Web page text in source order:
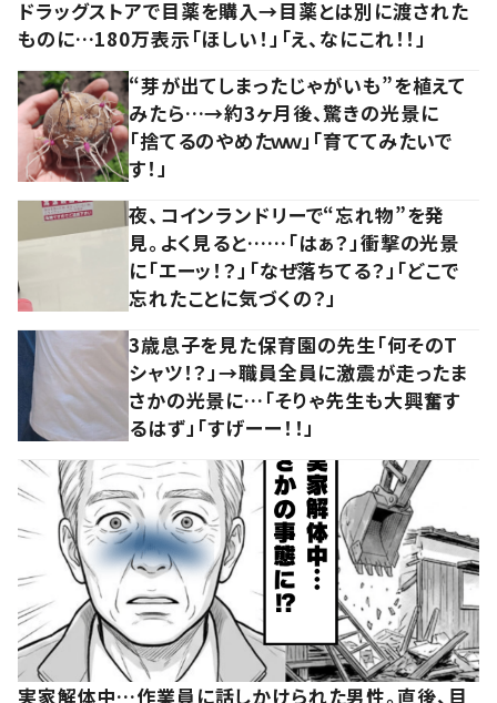
ドラッグストアで目薬を購入→目薬とは別に渡された
ものに…180万表示「ほしい！」「え、なにこれ！！」
“芽が出てしまったじゃがいも”を植えて
みたら…→約3ヶ月後、驚きの光景に
「捨てるのやめたｗｗ」「育ててみたいで
す！」
夜、コインランドリーで“忘れ物”を発
見。よく見ると……「はぁ？」衝撃の光景
に「エーッ！？」「なぜ落ちてる？」「どこで
忘れたことに気づくの？」
3歳息子を見た保育園の先生「何そのT
シャツ！？」→職員全員に激震が走ったま
さかの光景に…「そりゃ先生も大興奮す
るはず」「すげーー！！」
実家解体中…作業員に話しかけられた男性。直後、目